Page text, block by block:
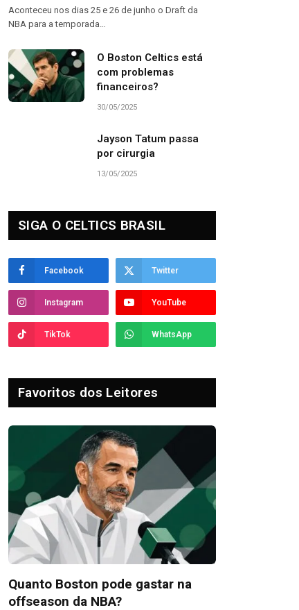
Aconteceu nos dias 25 e 26 de junho o Draft da
NBA para a temporada…
O Boston Celtics está
com problemas
financeiros?
30/05/2025
Jayson Tatum passa
por cirurgia
13/05/2025
SIGA O CELTICS BRASIL
Facebook Twitter
Instagram YouTube
TikTok WhatsApp
Favoritos dos Leitores
Quanto Boston pode gastar na
offseason da NBA?